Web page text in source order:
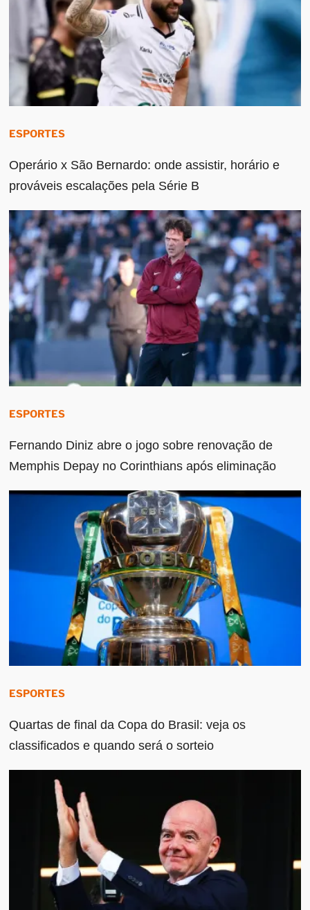
ESPORTES
Operário x São Bernardo: onde assistir, horário e
prováveis escalações pela Série B
ESPORTES
Fernando Diniz abre o jogo sobre renovação de
Memphis Depay no Corinthians após eliminação
ESPORTES
Quartas de final da Copa do Brasil: veja os
classificados e quando será o sorteio